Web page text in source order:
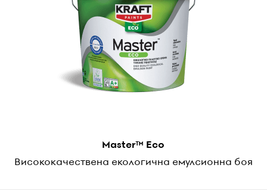
Master™ Eco
Висококачествена екологична емулсионна боя